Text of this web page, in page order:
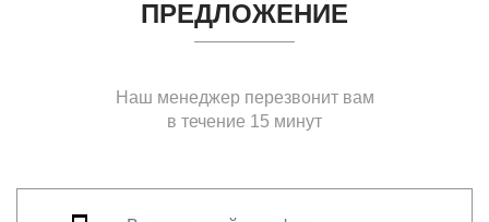
ПРЕДЛОЖЕНИЕ
Наш менеджер перезвонит вам
в течение 15 минут